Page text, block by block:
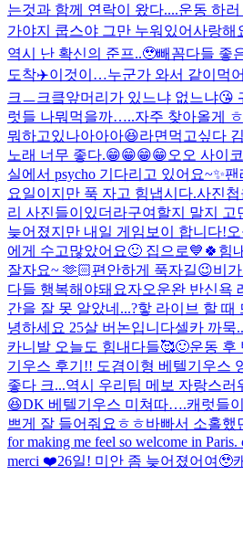
는것과 함께 연락이 왔다....운동 하러
가야지 쿱스야 그만 누워있어사랑해
역시 난 확신의 준프..🥹빼꼼다들 좋
도착✈️이것이…누군가 와서 같이먹
크ㅡ크킄앞머리가 있느냐 없느냐😘
럿들 나뭐먹을까…..자주 찾아올게
뭐하고있나아아아😆라면먹고싶다
노래 너무 좋다.😁😁😁😁오오 사이코
실에서 psycho 기다리고 있어요~✨팬
요일이지만 푹 자고 힘냅시다.사진첩
리 사진들이있더라구여 할지 말지 고
늦어졌지만 내일 게임보이 합니다!
에게 수고많았어요🙂 집으로💙 🍀힘
잘자요~ 🫶🏻편안하게 푹자길😉비
다들 행복해야돼요자오운완 반신욕
간을 잘 못 알았네...?핳 라이브 할 때
녕하세요 25살 버논입니다셀카 까묵
카니발 오늘도 힘내다들🥰🙂운동 후
기우스 후기!! 도겸이형 베텔기우스
좋다 크...역시 우리팀 메보 자랑스러
😆DK 베텔기우스 미쳐따….캐럿들
쁘게 잘 들어줘요ㅎㅎ바빠서 소홀했
for making me feel so welcome in Paris.
merci ❤️26일! 미안 좀 늦어졌어여🥹